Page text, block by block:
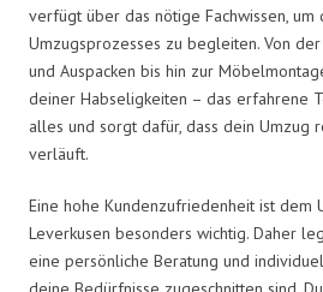
verfügt über das nötige Fachwissen,
Umzugsprozesses zu begleiten. Von
und Auspacken bis hin zur
deiner Habseligkeiten – das erfahrene
alles und sorgt dafür, dass dein Umzug
verläuft.
Eine hohe Kundenzufriedenheit ist dem
Leverkusen besonders wichtig. Daher
eine persönliche Beratung und